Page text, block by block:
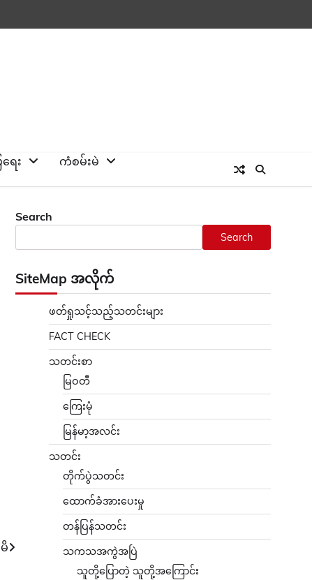
ရေး
ကံစမ်းမဲ
Search
Search
SiteMap အလိုက်
ဖတ်ရှုသင့်သည့်သတင်းများ
FACT CHECK
သတင်းစာ
မြဝတီ
ကြေးမုံ
မြန်မာ့အလင်း
သတင်း
တိုက်ပွဲသတင်း
ထောက်ခံအားပေးမှု
တန်ပြန်သတင်း
သကသအကွဲအပြဲ
သူတို့ပြောတဲ့ သူတို့အကြောင်း